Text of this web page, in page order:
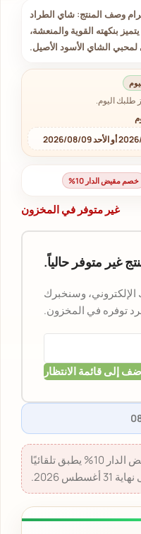
الطراد سيلاني أسود 250 جرام وصف المنتج: شاي الطراد
بنكهته القوية والمنعشة،
لمحبي الشاي الأسود الأصيل.
طلبك اليوم.
خصم مقيض الدار 10%
غير متوفر في المخزون
غير متوفر حالياً.
وسنخبرك
توفره في المخزون.
إلى قائمة الانتظار
خصم مقيض الدار 10% - خصم مقيض الدار 10% يطبق تلقائيًا
2026.